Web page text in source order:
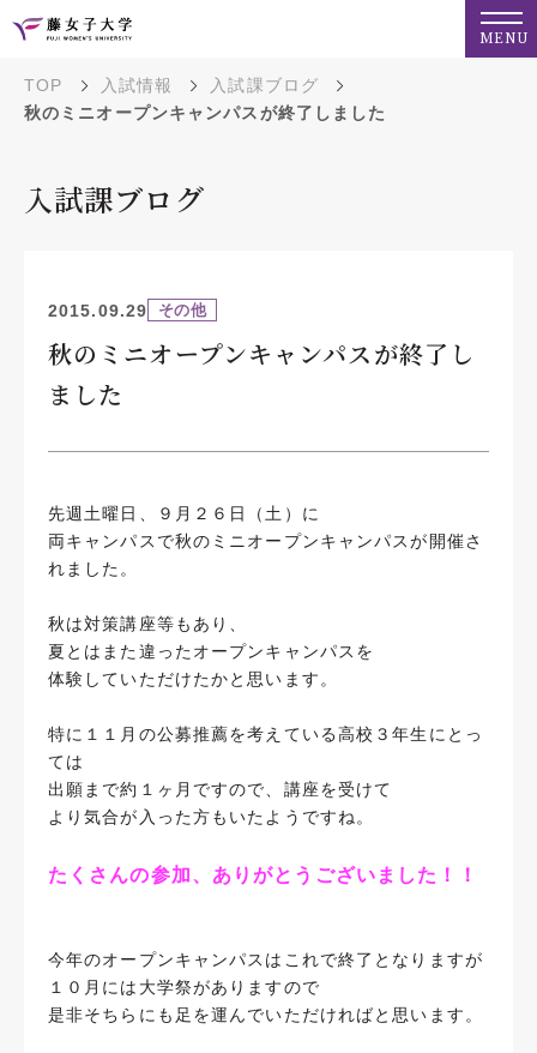
MENU
TOP 入試情報
入試課ブログ
秋のミニオープンキャンパスが終了しました
入試課ブログ
2015.09.29 その他
秋のミニオープンキャンパスが終了し
ました
先週土曜日、９月２６日（土）に
両キャンパスで秋のミニオープンキャンパスが開催さ
れました。
秋は対策講座等もあり、
夏とはまた違ったオープンキャンパスを
体験していただけたかと思います。
特に１１月の公募推薦を考えている高校３年生にとっ
ては
出願まで約１ヶ月ですので、講座を受けて
より気合が入った方もいたようですね。
たくさんの参加、ありがとうございました！！
今年のオープンキャンパスはこれで終了となりますが
１０月には大学祭がありますので
是非そちらにも足を運んでいただければと思います。